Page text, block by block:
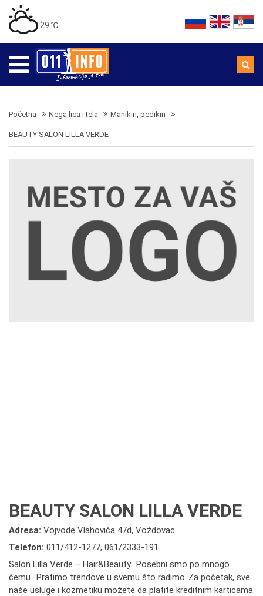
29 ℃
Početna Nega lica i tela Manikiri, pedikiri
BEAUTY SALON LILLA VERDE
BEAUTY SALON LILLA VERDE
Adresa: Vojvode Vlahovića 47d, Voždovac
Telefon: 011/412-1277, 061/2333-191
Salon Lilla Verde – Hair&Beauty.. Posebni smo po mnogo
čemu.. Pratimo trendove u svemu što radimo..Za početak, sve
naše usluge i kozmetiku možete da platite kreditnim karticama